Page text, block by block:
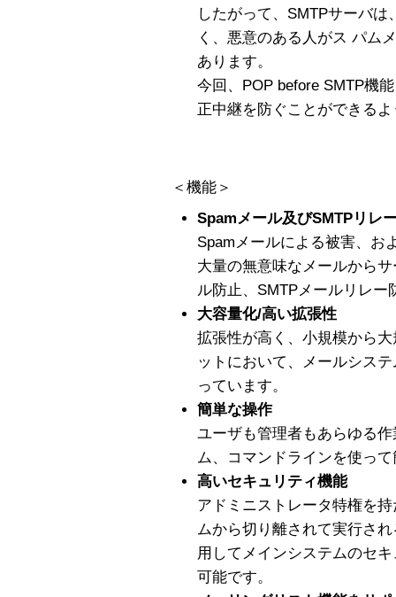
したがって、SMTPサーバ
く、悪意のある人がス パム
あります。
今回、POP before SMTP機
正中継を防ぐことができる
＜機能＞
Spamメール及びSMTPリレ
Spamメールによる被害、お
大量の無意味なメールから
ル防止、SMTPメールリレー
大容量化/高い拡張性
拡張性が高く、小規模から
ットにおいて、メールシス
っています。
簡単な操作
ユーザも管理者もあらゆる
ム、コマンドラインを使っ
高いセキュリティ機能
アドミニストレータ特権を
ムから切り離されて実行さ
用してメインシステムのセ
可能です。